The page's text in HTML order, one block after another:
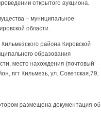
открытого аукциона.
– муниципальное
области.
района Кировской
образования
место нахождения (почтовый
пгт Кильмезь, ул. Советская,79,
размещена документация об